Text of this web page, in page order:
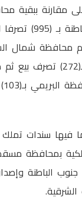
مقارنة ببقية
خلال الشهر الماضي حيث بلغت ألفًا و(214) تصرف
تصرف بيع ثم محافظة جنوب الشرقية بـ (344) تصرفا للبيع ثم
إصدار (25) ألفًا و(773) سند ملكية